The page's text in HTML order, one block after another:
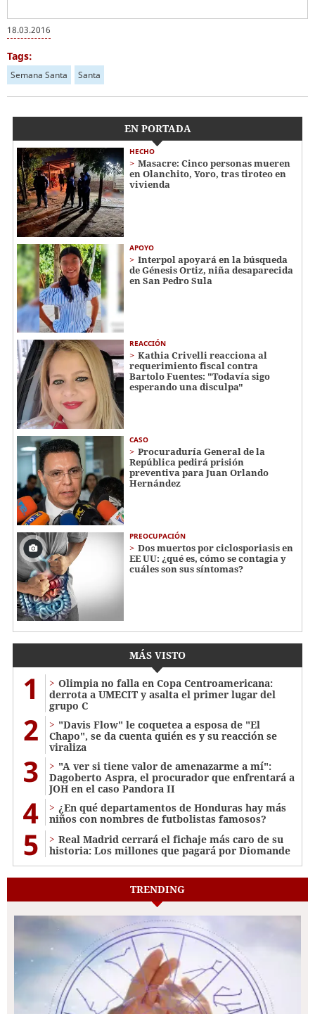
18.03.2016
Tags:
Semana Santa Santa
EN PORTADA
HECHO
Masacre: Cinco personas mueren
en Olanchito, Yoro, tras tiroteo en
vivienda
APOYO
Interpol apoyará en la búsqueda
de Génesis Ortiz, niña desaparecida
en San Pedro Sula
REACCIÓN
Kathia Crivelli reacciona al
requerimiento fiscal contra
Bartolo Fuentes: "Todavía sigo
esperando una disculpa"
CASO
Procuraduría General de la
República pedirá prisión
preventiva para Juan Orlando
Hernández
PREOCUPACIÓN
Dos muertos por ciclosporiasis en
EE UU: ¿qué es, cómo se contagia y
cuáles son sus síntomas?
MÁS VISTO
1
Olimpia no falla en Copa Centroamericana:
derrota a UMECIT y asalta el primer lugar del
grupo C
2
"Davis Flow" le coquetea a esposa de "El
Chapo", se da cuenta quién es y su reacción se
viraliza
3
"A ver si tiene valor de amenazarme a mí":
Dagoberto Aspra, el procurador que enfrentará a
JOH en el caso Pandora II
4
¿En qué departamentos de Honduras hay más
niños con nombres de futbolistas famosos?
5
Real Madrid cerrará el fichaje más caro de su
historia: Los millones que pagará por Diomande
TRENDING